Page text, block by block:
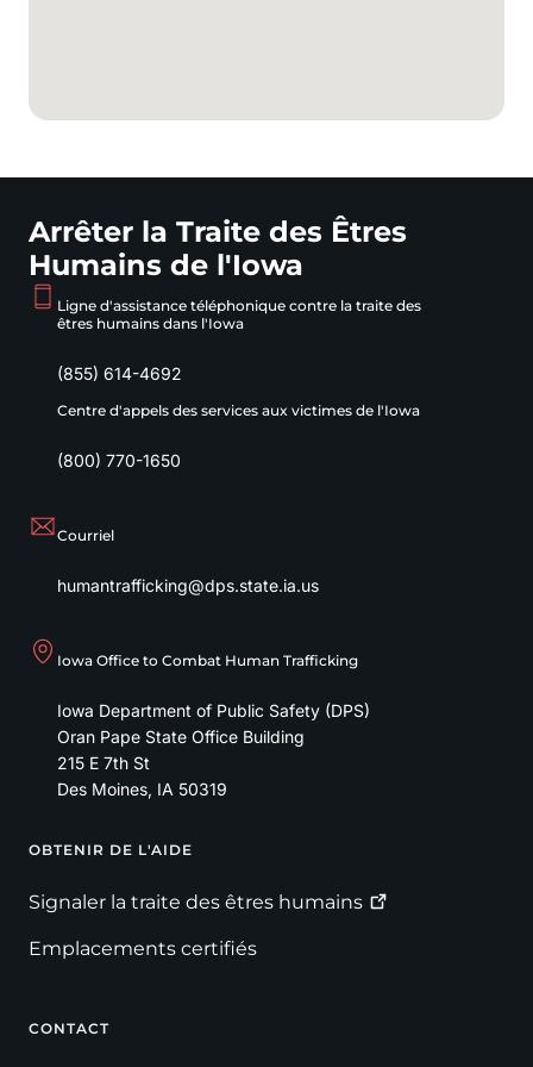
Arrêter la Traite des Êtres
Humains de l'Iowa
Ligne d'assistance téléphonique contre la traite des
êtres humains dans l'Iowa
(855) 614-4692
Centre d'appels des services aux victimes de l'Iowa
(800) 770-1650
Courriel
humantrafficking@dps.state.ia.us
Iowa Office to Combat Human Trafficking
Iowa Department of Public Safety (DPS)
Oran Pape State Office Building
215 E 7th St
Des Moines, IA 50319
Footer
OBTENIR DE L'AIDE
Signaler la traite des êtres humains
Emplacements certifiés
CONTACT